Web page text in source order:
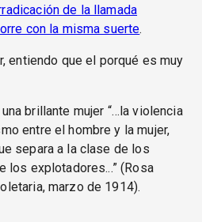
de la llamada
con la misma suerte.
entiendo que el porqué es muy
brillante mujer “…la violencia
entre el hombre y la mujer,
separa a la clase de los
los explotadores...” (Rosa
marzo de 1914).